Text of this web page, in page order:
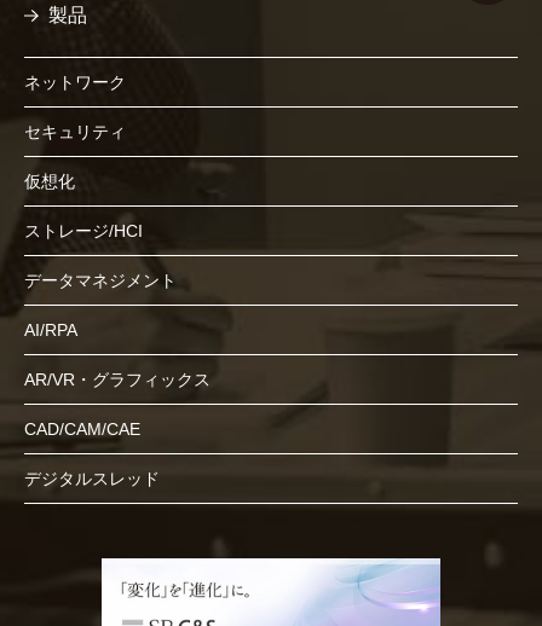
製品
ネットワーク
セキュリティ
仮想化
ストレージ/HCI
データマネジメント
AI/RPA
AR/VR・グラフィックス
CAD/CAM/CAE
デジタルスレッド